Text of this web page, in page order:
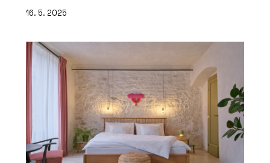
16. 5. 2025